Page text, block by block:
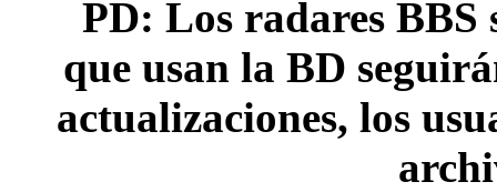
PD: Los radares
que usan la BD
actualizaciones, los